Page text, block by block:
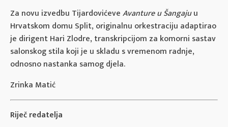
Za novu izvedbu TijardovićeveAvanture u Šangajuu
Hrvatskom domu Split, originalnu orkestraciju adaptirao
je dirigent Hari Zlodre, transkripcijom za komorni sastav
salonskog stila koji je u skladu s vremenom radnje,
odnosno nastanka samog djela.
Zrinka Matić
Riječ redatelja